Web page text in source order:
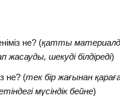
не? (қатты
шекуді білдіреді)
не? (тек бір жағынан
мүсіндік бейне)